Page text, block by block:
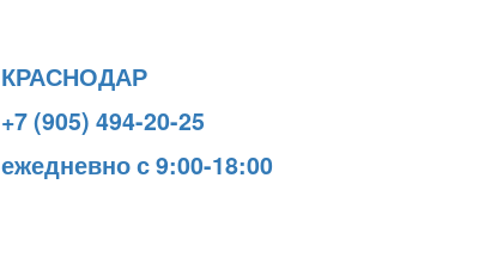
КРАСНОДАР
+7 (905) 494-20-25
ежедневно с 9:00-18:00